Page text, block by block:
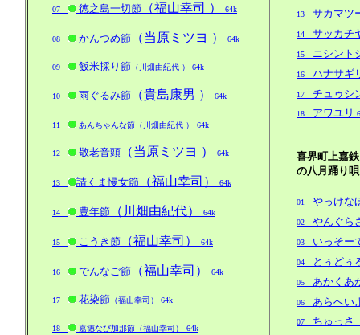
07 徳之島一切節 （福山幸司 ） 64k
08 かんつめ節 （当原ミツヨ ） 64k
09 飯米採り節 （川畑由紀代 ） 64k
10 雨ぐるみ節 （貴島康男 ） 64k
11 あんちゃんな節（川畑由紀代 ） 64k
12 敬老音頭 （当原ミツヨ ） 64k
13 請くま慢女節 （福山幸司） 64k
14 豊年節 （川畑由紀代） 64k
15 こうき節 （福山幸司） 64k
16 でんなご節 （福山幸司） 64k
17 花染節 （福山幸司） 64k
18 嘉徳なび加那節（福山幸司） 64k
13 サカマツ
14 サッカチ
15 ニシント
16 ハナサギ
17 チュゥシ
18 アワユリ
喜界町上嘉鉄
の八月踊り唄
01 やっけな
02 やんぐら
03 いっそー
04 とぅどぅ
05 あかくあ
06 あらへい
07 ちゅっ